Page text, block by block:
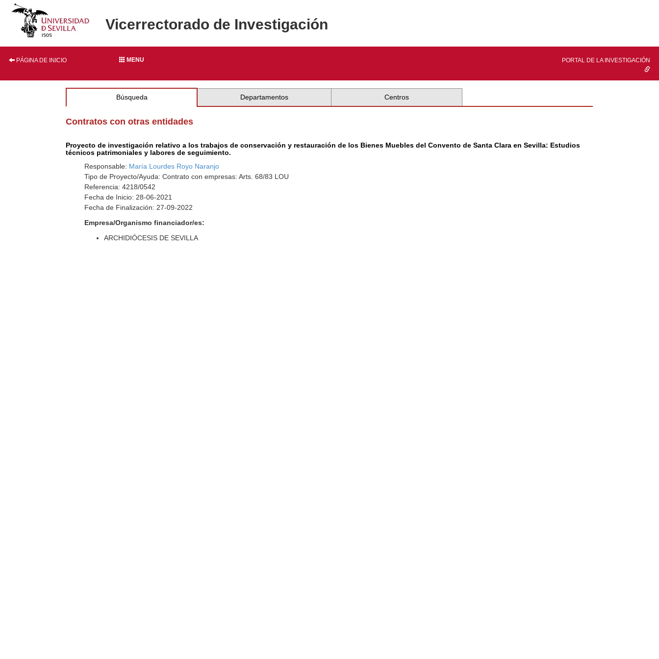
Vicerrectorado de Investigación
PÁGINA DE INICIO MENU PORTAL DE LA INVESTIGACIÓN
Búsqueda Departamentos Centros
Contratos con otras entidades
Proyecto de investigación relativo a los trabajos de conservación y restauración de los Bienes Muebles del Convento de Santa Clara en Sevilla: Estudios
técnicos patrimoniales y labores de seguimiento.
Responsable: María Lourdes Royo Naranjo
Tipo de Proyecto/Ayuda: Contrato con empresas: Arts. 68/83 LOU
Referencia: 4218/0542
Fecha de Inicio: 28-06-2021
Fecha de Finalización: 27-09-2022
Empresa/Organismo financiador/es:
ARCHIDIÓCESIS DE SEVILLA